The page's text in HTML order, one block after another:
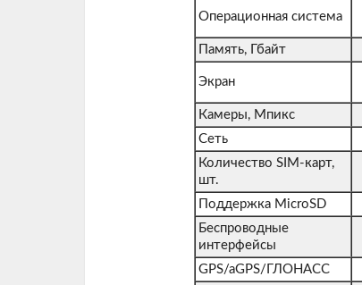
Операционная система
Память, Гбайт
Экран
Камеры, Мпикс
Сеть
Количество SIM-карт,
шт.
Поддержка MicroSD
Беспроводные
интерфейсы
GPS/aGPS/ГЛОНАСС